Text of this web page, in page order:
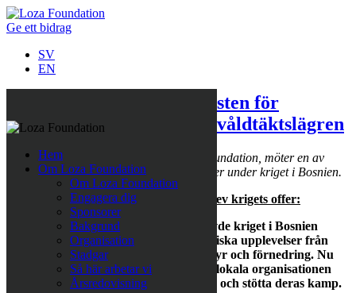
Ge ett bidrag
SV
EN
Hem
Om Loza Foundation
Om Loza Foundation
Engagera dig
Sponsorer
Bakgrund
Organisation
Stadgar
Så här arbetar vi
Årsredovisning
Loza Foundation höjer rösten för
kvinnorna som överlevde våldtäktslägren
Sabina Grubbeson, grundare av Loza Foundation, möter en av
kvinnorna som överlevt flera våldtäktsläger under kriget i Bosnien.
Projekt i Bosnien för kvinnorna som blev krigets offer:
I över 20 år har kvinnorna som överlevde kriget i Bosnien
tystats ner, ensamma med sina traumatiska upplevelser från
våldtäktsläger, sexuella övergrepp, tortyr och förnedring. Nu
vill Loza Foundation, i samarbete med lokala organisationen
Kvinnors kraft, bryta tystnadskulturen och stötta deras kamp.